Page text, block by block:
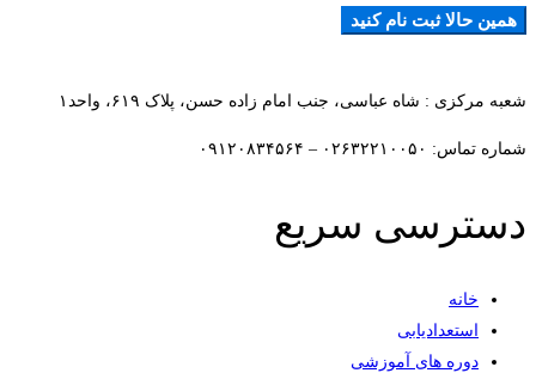
همین حالا ثبت نام کنید
شعبه مرکزی : شاه عباسی، جنب امام زاده حسن، پلاک ۶۱۹، واحد۱​
شماره تماس: ۰۲۶۳۲۲۱۰۰۵۰ – ۰۹۱۲۰۸۳۴۵۶۴
دسترسی سریع
خانه
استعدادیابی
دوره های آموزشی